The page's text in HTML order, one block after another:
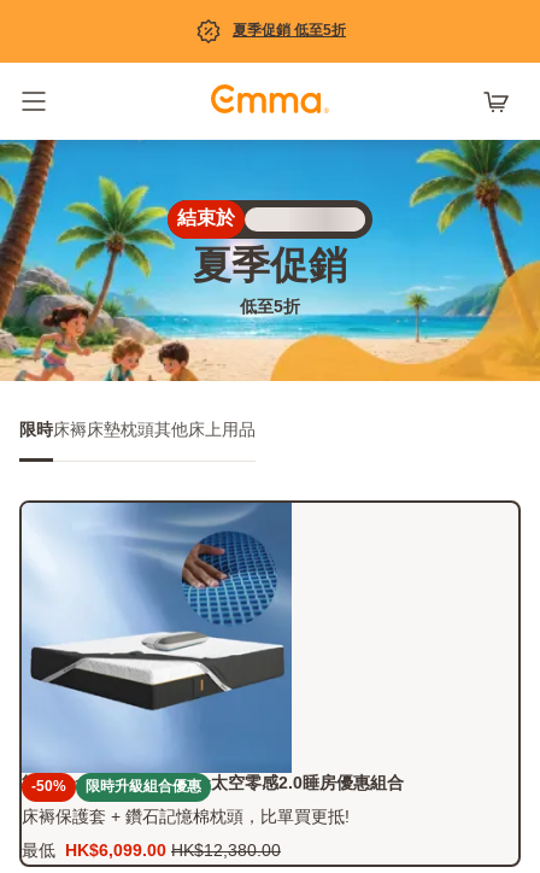
夏季促銷 低至5折
結束於
Loading
夏季促銷
低至5折
限時床褥床墊枕頭其他床上用品
-50% 限時升級組合優惠
德國Emma Zero Gravity太空零感2.0睡房優惠組合
床褥保護套 + 鑽石記憶棉枕頭，比單買更抵!
最低
價
HK$6,099.00
原
HK$12,380.00